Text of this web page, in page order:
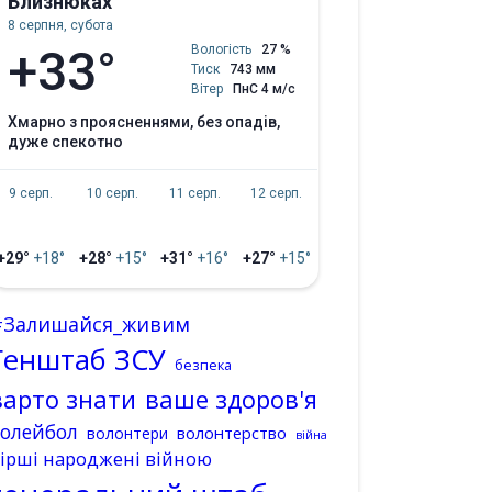
8 серпня, субота
+33° Вологість
27 %
Тиск
743 мм
Вітер
ПнС 4 м/с
хмарно з проясненнями, без опадів,
дуже спекотно
9 серп.
+18°
10 серп.
+28° +15°
11 серп.
+31° +16°
12 серп.
+27° +15°
ЗСУ безпека
знати ваше здоров'я
волонтери волонтерство війна
народжені війною